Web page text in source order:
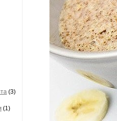
(3)
(1)